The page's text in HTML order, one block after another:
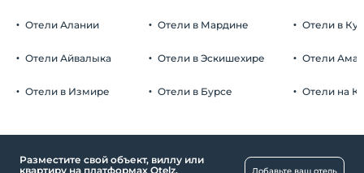
Отели Алании
Отели Айвалыка
Отели в Измире
Отели в Мардине
Отели в Эскишехире
Отели в Бурсе
Отели в
Отели
Отели на
Разместите свой объект, виллу или
квартиру на платформах Otelz.